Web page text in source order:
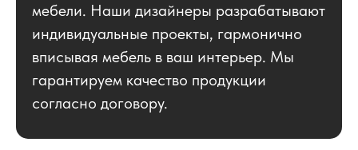
мебели. Наши дизайнеры разрабатывают
индивидуальные проекты, гармонично
вписывая мебель в ваш интерьер. Мы
гарантируем качество продукции
согласно договору.